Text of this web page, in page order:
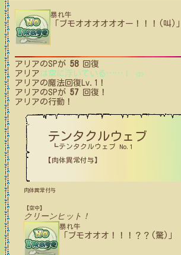
暴れ牛
「ブモオオオオオオー！！！(叫)」
アリアのSPが 58回復
アリア は空に浮いている …… ！ (2)
アリアの魔法回復Lv.1！
アリアのSPが 57 回復！
アリアの行動！
テンタクルウェブ
┗テンタクルウェブ No.1
【肉体異常付与】
肉体異常付与
【空中】
クリーンヒット！
暴れ牛
「ブモオオオ！！！？？(驚)」